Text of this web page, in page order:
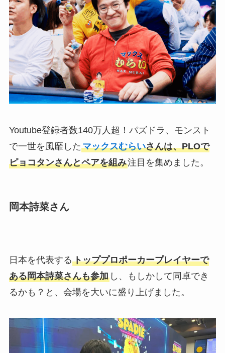
Youtube登録者数140万人超！パズドラ、モンスト
で一世を風靡したマックスむらいさんは、PLOで
ピョコタンさんとペアを組み注目を集めました。
岡本詩菜さん
日本を代表するトッププロポーカープレイヤーで
ある岡本詩菜さんも参加し、もしかして同卓でき
るかも？と、会場を大いに盛り上げました。